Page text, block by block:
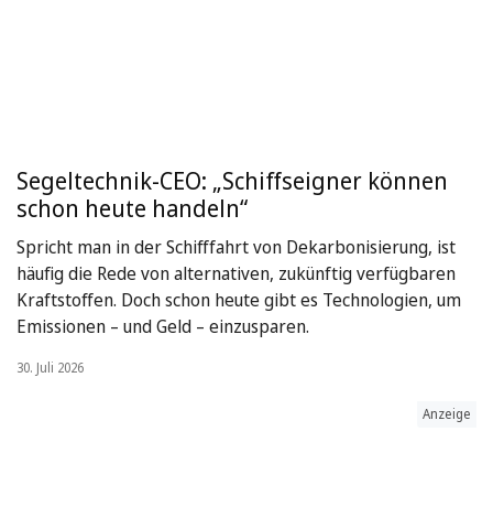
Segeltechnik-CEO: „Schiffseigner können
schon heute handeln“
Spricht man in der Schifffahrt von Dekarbonisierung, ist
häufig die Rede von alternativen, zukünftig verfügbaren
Kraftstoffen. Doch schon heute gibt es Technologien, um
Emissionen – und Geld – einzusparen.
30. Juli 2026
Anzeige